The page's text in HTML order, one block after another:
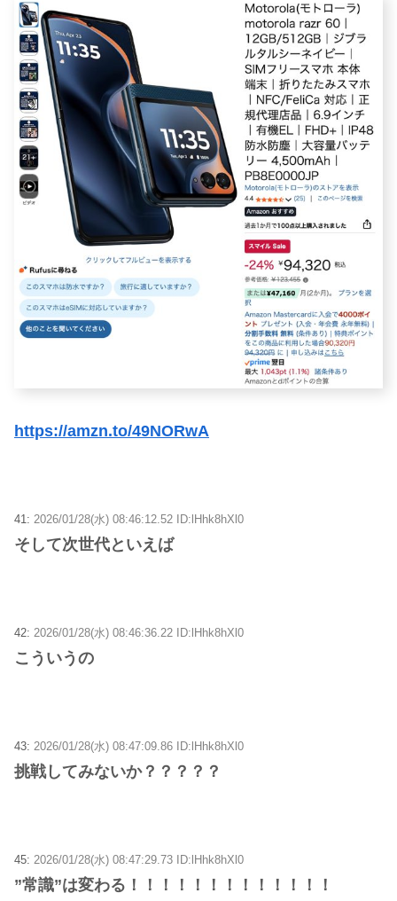
https://amzn.to/49NORwA
41: 2026/01/28(水) 08:46:12.52 ID:lHhk8hXl0
そして次世代といえば
42: 2026/01/28(水) 08:46:36.22 ID:lHhk8hXl0
こういうの
43: 2026/01/28(水) 08:47:09.86 ID:lHhk8hXl0
挑戦してみないか？？？？？
45: 2026/01/28(水) 08:47:29.73 ID:lHhk8hXl0
”常識”は変わる！！！！！！！！！！！！！